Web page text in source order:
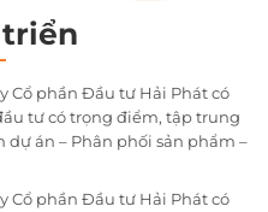
Cổ phần Đầu tư Hải Phát có
tư có trọng điểm, tập trung
dự án – Phân phối sản phẩm –
Cổ phần Đầu tư Hải Phát có